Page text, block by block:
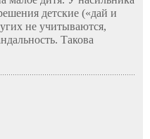
детские («дай и
не учитываются,
Такова